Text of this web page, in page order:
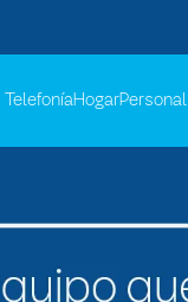
TelefoníaHogarPersonal